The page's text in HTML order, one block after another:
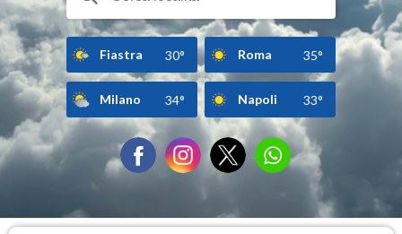
Fiastra 30° Roma 35°
Milano 34° Napoli 33°